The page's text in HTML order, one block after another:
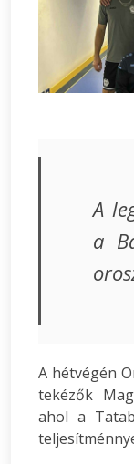
A
a
A hétvégén
tekézők
ahol a